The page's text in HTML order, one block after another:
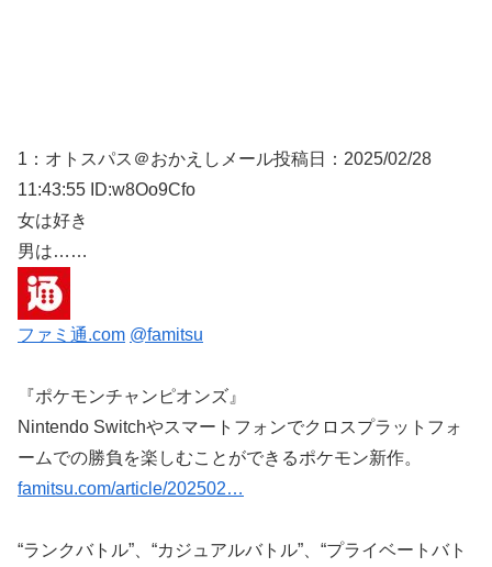
1： オトスパス＠おかえしメール投稿日：2025/02/28
11:43:55 ID:w8Oo9Cfo
女は好き
男は……
ファミ通.com @famitsu
『ポケモンチャンピオンズ』
Nintendo Switchやスマートフォンでクロスプラットフォ
ームでの勝負を楽しむことができるポケモン新作。
famitsu.com/article/202502…
“ランクバトル”、“カジュアルバトル”、“プライベートバト